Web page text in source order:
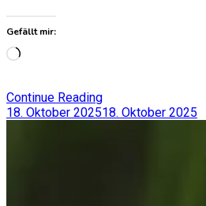
Gefällt mir:
Wird
Continue Reading
18. Oktober 202518. Oktober 2025